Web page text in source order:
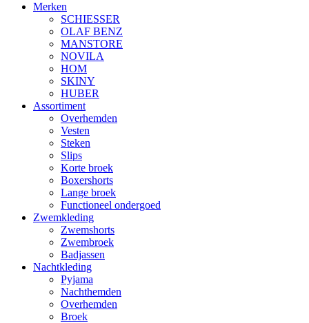
Merken
SCHIESSER
OLAF BENZ
MANSTORE
NOVILA
HOM
SKINY
HUBER
Assortiment
Overhemden
Vesten
Steken
Slips
Korte broek
Boxershorts
Lange broek
Functioneel ondergoed
Zwemkleding
Zwemshorts
Zwembroek
Badjassen
Nachtkleding
Pyjama
Nachthemden
Overhemden
Broek